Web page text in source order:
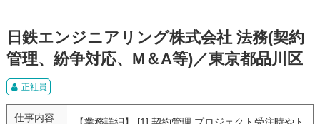
日鉄エンジニアリング株式会社 法務(契約
管理、紛争対応、M＆A等)／東京都品川区
正社員
仕事内容
【業務詳細】 [1] 契約管理 プロジェクト受注時やト